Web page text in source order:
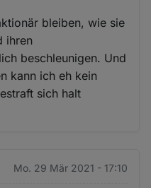
bleiben, wie sie
ihren
beschleunigen. Und
kann ich eh kein
sich halt
Mo. 29 Mär 2021 - 17:10